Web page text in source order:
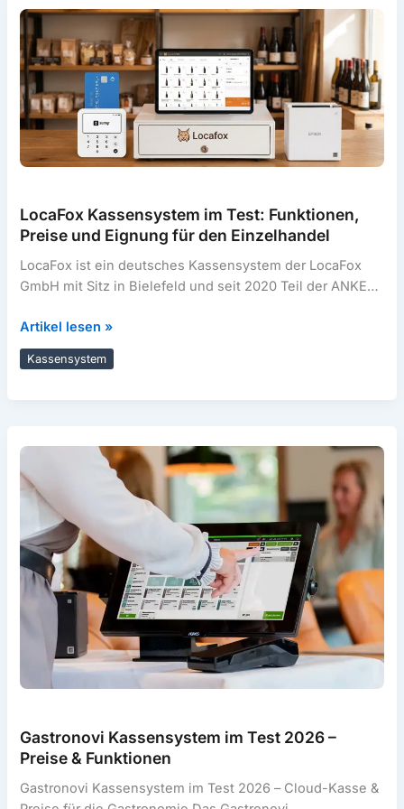
für
Gastronomie
&
Handel
LocaFox Kassensystem im Test: Funktionen,
Preise und Eignung für den Einzelhandel
LocaFox ist ein deutsches Kassensystem der LocaFox
GmbH mit Sitz in Bielefeld und seit 2020 Teil der ANKER
LocaFox
Kassensystem
im
und
Eignung
für
Einzelhandel
Artikel lesen »
Kassensystem
Gastronovi Kassensystem im Test 2026 –
Preise & Funktionen
Gastronovi Kassensystem im Test 2026 – Cloud-Kasse &